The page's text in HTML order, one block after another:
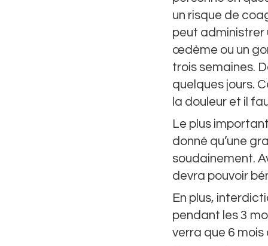
un risque de
peut administrer
œdème ou un
trois semaines.
quelques jours.
la douleur et il
Le plus
donné qu’une
soudainement.
devra pouvoir
En plus,
pendant les 3
verra que 6 mois